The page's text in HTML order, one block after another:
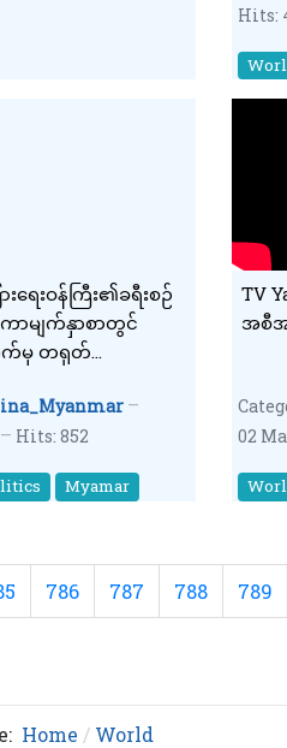
Hits:
ရေးဝန်ကြီး၏ခရီးစဉ်
မျက်နှာစာတွင်
က်မှ တရုတ်
စကဥက္ကဋ္ဌကို တရုတ်
ကြီးကပြောကြား
Hits: 852
Myamar
TV
အစီ
02
786 787 788 789
Home World